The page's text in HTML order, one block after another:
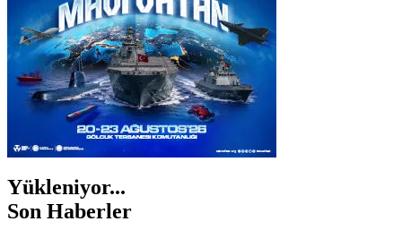
Yükleniyor...
Son Haberler